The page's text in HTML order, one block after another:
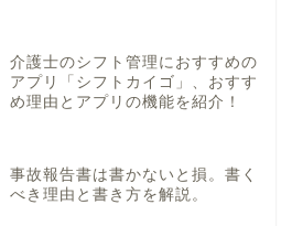
介護士のシフト管理におすすめの
アプリ「シフトカイゴ」、おすす
め理由とアプリの機能を紹介！
事故報告書は書かないと損。書く
べき理由と書き方を解説。